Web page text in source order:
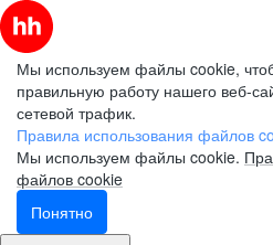
Мы используем файлы cookie,
правильную работу нашего веб-
сетевой трафик.
Правила использования файлов
Мы используем файлы cookie.
файлов cookie
Понятно